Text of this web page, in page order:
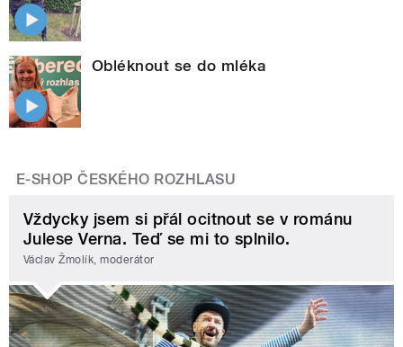
Obléknout se do mléka
E-SHOP ČESKÉHO ROZHLASU
Vždycky jsem si přál ocitnout se v románu
Julese Verna. Teď se mi to splnilo.
Václav Žmolík, moderátor